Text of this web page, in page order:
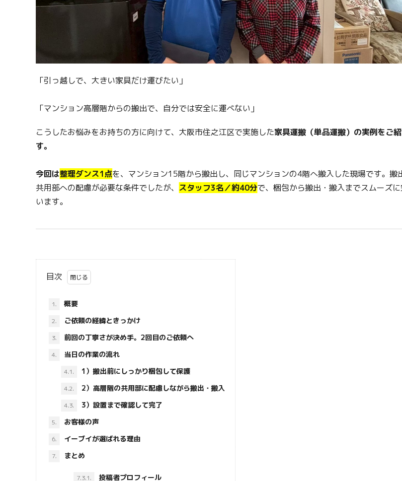
「引っ越しで、大きい家具だけ運びたい」
「マンション高層階からの搬出で、自分では安全に運べない」
こうしたお悩みをお持ちの方に向けて、大阪市住之江区で実施した家具運搬（単品運搬）の実例をご
す。
今回は整理ダンス1点を、マンション15階から搬出し、同じマンションの4階へ搬入した現場です。搬
共用部への配慮が必要な条件でしたが、 スタッフ3名／約40分で、梱包から搬出・搬入までスムーズ
います。
目次
1. 概要
2. ご依頼の経緯ときっかけ
3. 前回の丁寧さが決め手。2回目のご依頼へ
4. 当日の作業の流れ
4.1. 1）搬出前にしっかり梱包して保護
4.2. 2）高層階の共用部に配慮しながら搬出・搬入
4.3. 3）設置まで確認して完了
5. お客様の声
6. イーブイが選ばれる理由
7. まとめ
7.3.1. 投稿者プロフィール